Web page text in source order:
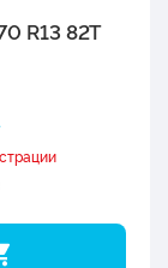
R13 82T